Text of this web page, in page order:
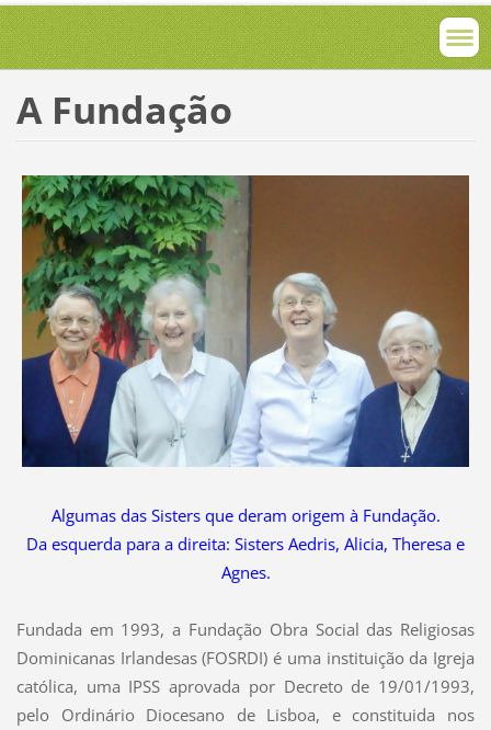
A Fundação
Algumas das Sisters que deram origem à Fundação.
Da esquerda para a direita: Sisters Aedris, Alicia, Theresa e
Agnes.
Fundada em 1993, a Fundação Obra Social das Religiosas
Dominicanas Irlandesas (FOSRDI) é uma instituição da Igreja
católica, uma IPSSaprovada por Decreto de 19/01/1993,
pelo Ordinário Diocesano de Lisboa, e constituida nos